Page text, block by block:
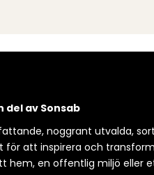
del av Sonsab
noggrant utvalda,
för att inspirera och
hem, en offentlig miljö eller